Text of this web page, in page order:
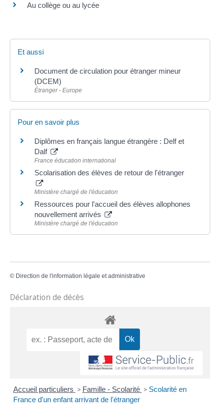
Au collège ou au lycée
Et aussi
Document de circulation pour étranger mineur
(DCEM)
Étranger - Europe
Pour en savoir plus
Diplômes en français langue étrangère : Delf et
Dalf
France éducation international
Scolarisation des élèves de retour de l'étranger
Ministère chargé de l'éducation
Ressources pour l'accueil des élèves allophones
nouvellement arrivés
Ministère chargé de l'éducation
© Direction de l'information légale et administrative
Déclaration de décès
Accueil particuliers > Famille - Scolarité > Scolarité en
France d'un enfant arrivant de l'étranger